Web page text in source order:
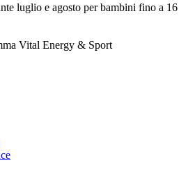
luglio e agosto per bambini fino a 16
Vital Energy & Sport